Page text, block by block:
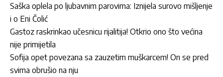
Saška oplela po ljubavnim parovima: Iznijela surovo mišljenje
i o Eni Čolić
Gastoz raskrinkao učesnicu rijalitija! Otkrio ono što većina
nije primijetila
Sofija opet povezana sa zauzetim muškarcem! On se pred
svima obrušio na nju